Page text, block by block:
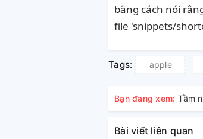
bằng cách nói
file 'snippets/
Tags: apple
Bạn đang xem: Tầm
Bài viết liên quan